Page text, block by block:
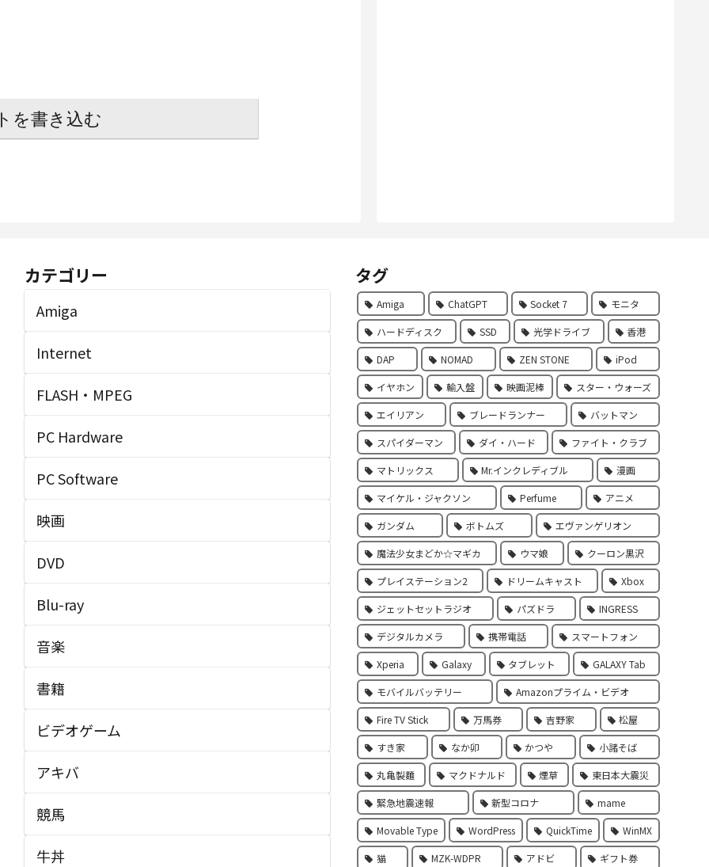
を書き込む
カテゴリー
Amiga
Internet
FLASH・MPEG
PC Hardware
PC Software
映画
DVD
Blu-ray
音楽
書籍
ビデオゲーム
アキバ
競馬
牛丼
タグ
Amiga ChatGPT Socket 7 モニタ
ハードディスク SSD 光学ドライブ 香港
DAP NOMAD ZEN STONE iPod
イヤホン 輸入盤 映画泥棒 スター・ウォーズ
エイリアン ブレードランナー バットマン
スパイダーマン ダイ・ハード ファイト・クラブ
マトリックス Mr.インクレディブル 漫画
マイケル・ジャクソン Perfume アニメ
ガンダム ボトムズ エヴァンゲリオン
魔法少女まどか☆マギカ ウマ娘 クーロン黒沢
プレイステーション2 ドリームキャスト Xbox
ジェットセットラジオ パズドラ INGRESS
デジタルカメラ 携帯電話 スマートフォン
Xperia Galaxy タブレット GALAXY Tab
モバイルバッテリー Amazonプライム・ビデオ
Fire TV Stick 万馬券 吉野家 松屋
すき家 なか卯 かつや 小諸そば
丸亀製麵 マクドナルド 煙草 東日本大震災
緊急地震速報 新型コロナ mame
Movable Type WordPress QuickTime WinMX
猫 MZK-WDPR アドビ ギフト券